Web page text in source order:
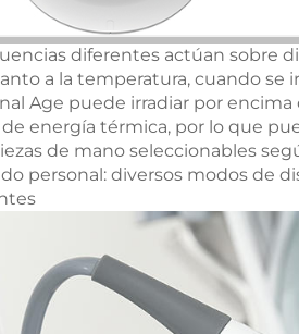
diferentes actúan sobre
a la temperatura, cuando se
Age puede irradiar por encima
de energía térmica, por lo que
de mano seleccionables
personal: diversos modos de